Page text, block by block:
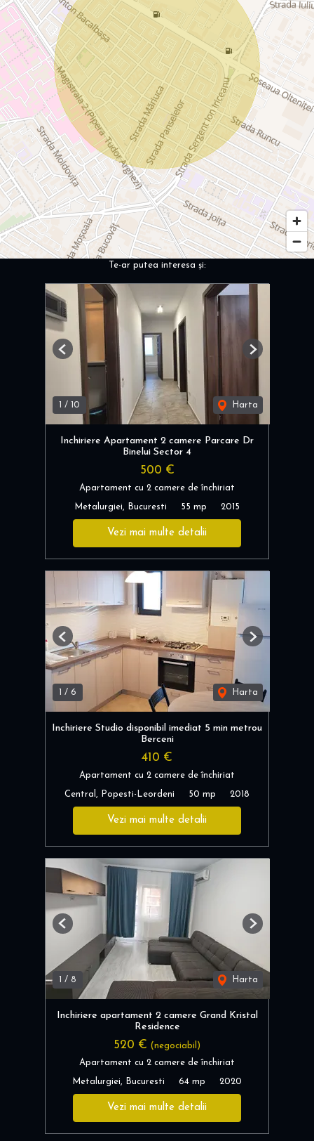
Te-ar putea interesa și:
/ 10 Harta
Previous Next
Inchiriere Apartament 2 camere Parcare Dr
Binelui Sector 4
500 €
Apartament cu 2 camere de închiriat
Metalurgiei, Bucuresti 55 mp 2015
Vezi mai multe detalii
1 / 6 Harta
Previous Next
Inchiriere Studio disponibil imediat 5 min metrou
Berceni
410 €
Apartament cu 2 camere de închiriat
Central, Popesti-Leordeni 50 mp 2018
Vezi mai multe detalii
1 / 8 Harta
Previous Next
Inchiriere apartament 2 camere Grand Kristal
Residence
520 € (negociabil)
Apartament cu 2 camere de închiriat
Metalurgiei, Bucuresti 64 mp 2020
Vezi mai multe detalii